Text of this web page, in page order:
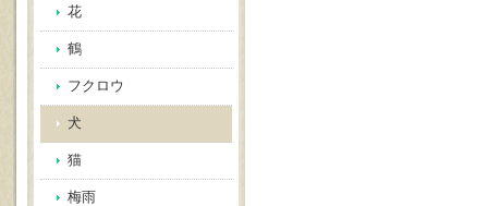
花
鶴
フクロウ
犬
猫
梅雨